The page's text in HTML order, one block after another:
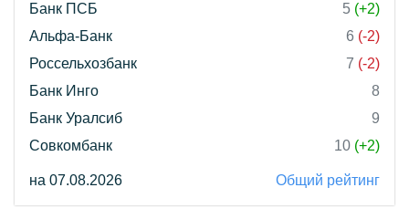
Банк ПСБ
5 (+2)
Альфа-Банк
6 (-2)
Россельхозбанк
7 (-2)
Банк Инго
8
Банк Уралсиб
9
Совкомбанк
10 (+2)
на 07.08.2026 Общий рейтинг